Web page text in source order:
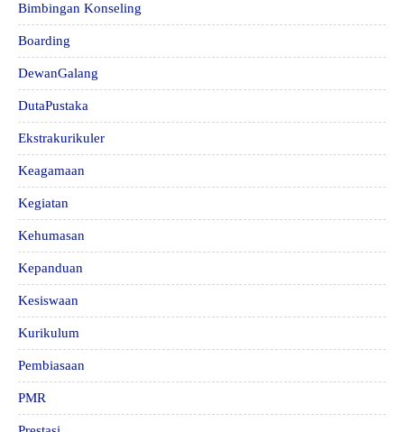
Bimbingan Konseling
Boarding
DewanGalang
DutaPustaka
Ekstrakurikuler
Keagamaan
Kegiatan
Kehumasan
Kepanduan
Kesiswaan
Kurikulum
Pembiasaan
PMR